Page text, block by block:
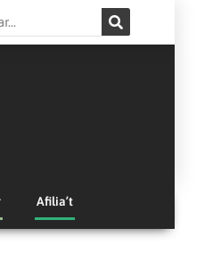
Afilia’t